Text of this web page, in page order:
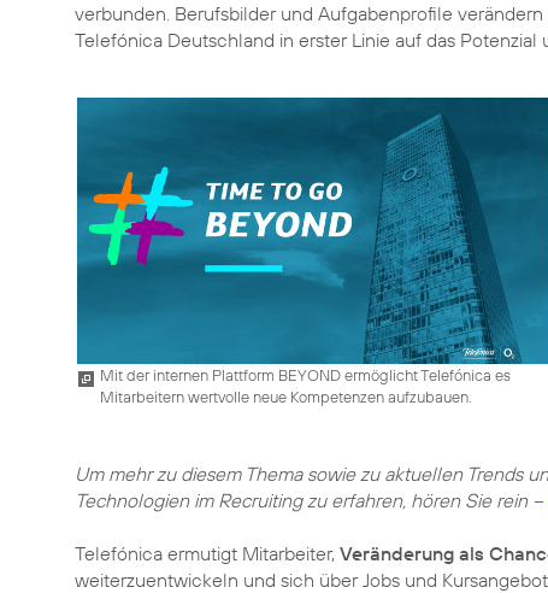
verbunden. Berufsbilder und Aufgabenprofile
Telefónica Deutschland in erster Linie auf das Potenzial
Mit der internen Plattform BEYOND ermöglicht Telefónica es
Mitarbeitern wertvolle neue Kompetenzen aufzubauen.
Um mehr zu diesem Thema sowie zu aktuellen Trends
Technologien im Recruiting zu erfahren, hören Sie rein –
Telefónica ermutigt Mitarbeiter, Veränderung als
weiterzuentwickeln und sich über Jobs und